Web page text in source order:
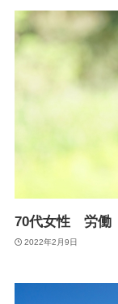
70代女性 労働
2022年2月9日